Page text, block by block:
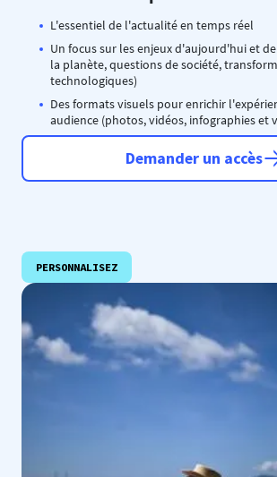
L'essentiel de l'actualité en temps réel
Un focus sur les enjeux d'aujourd'hui et
la planète, questions de société,
technologiques)
Des formats visuels pour enrichir
audience (photos, vidéos, infographies et
Demander un accès
PERSONNALISEZ